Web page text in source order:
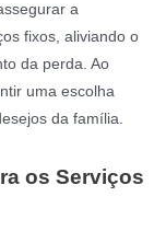
a
fixos, aliviando o
da perda. Ao
uma escolha
da família.
os Serviços